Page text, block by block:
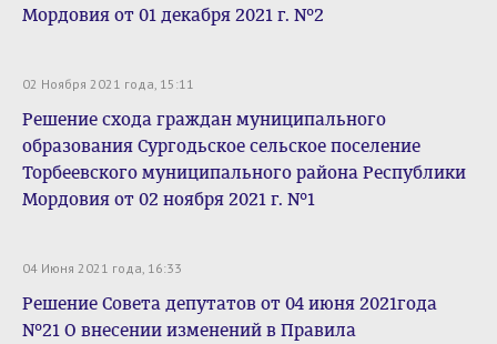
Мордовия от 01 декабря 2021 г. №2
02 Ноября 2021 года, 15:11
Решение схода граждан муниципального
образования Сургодьское сельское поселение
Торбеевского муниципального района Республики
Мордовия от 02 ноября 2021 г. №1
04 Июня 2021 года, 16:33
Решение Совета депутатов от 04 июня 2021года
№21 О внесении изменений в Правила